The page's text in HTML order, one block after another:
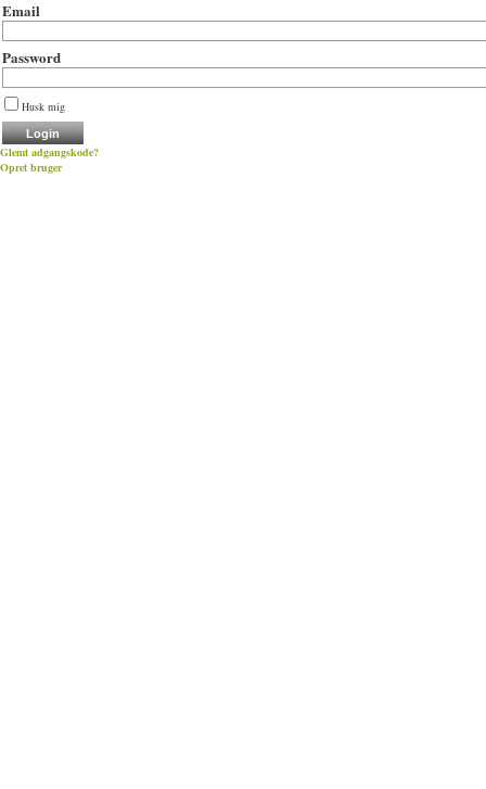
Email
Password
Husk mig
Glemt adgangskode?
Opret bruger